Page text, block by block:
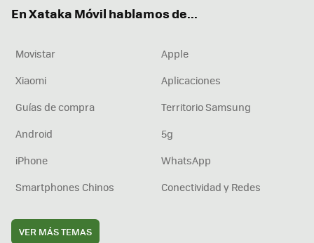
En Xataka Móvil hablamos de...
Movistar
Apple
Xiaomi
Aplicaciones
Guías de compra
Territorio Samsung
Android
5g
iPhone
WhatsApp
Smartphones Chinos
Conectividad y Redes
VER MÁS TEMAS